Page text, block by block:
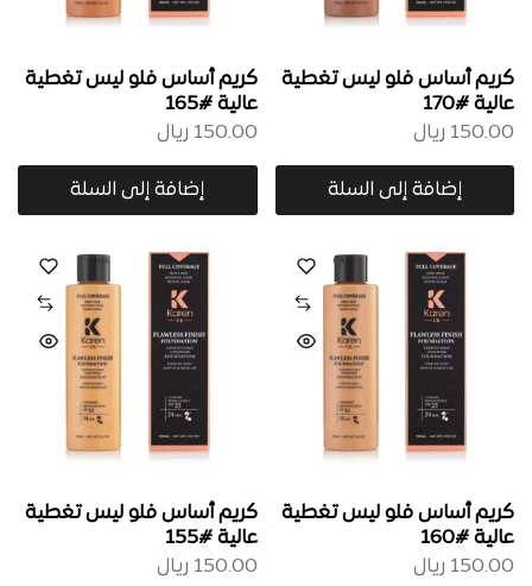
كريم أساس فلو ليس تغطية
عالية #170
150.00 ريال
إضافة إلى السلة
كريم أساس فلو ليس تغطية
عالية #165
150.00 ريال
إضافة إلى السلة
كريم أساس فلو ليس تغطية
عالية #160
150.00 ريال
كريم أساس فلو ليس تغطية
عالية #155
150.00 ريال